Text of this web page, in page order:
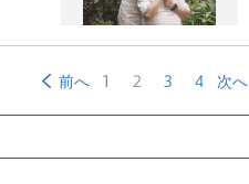
前へ 1 2 3 4 次へ